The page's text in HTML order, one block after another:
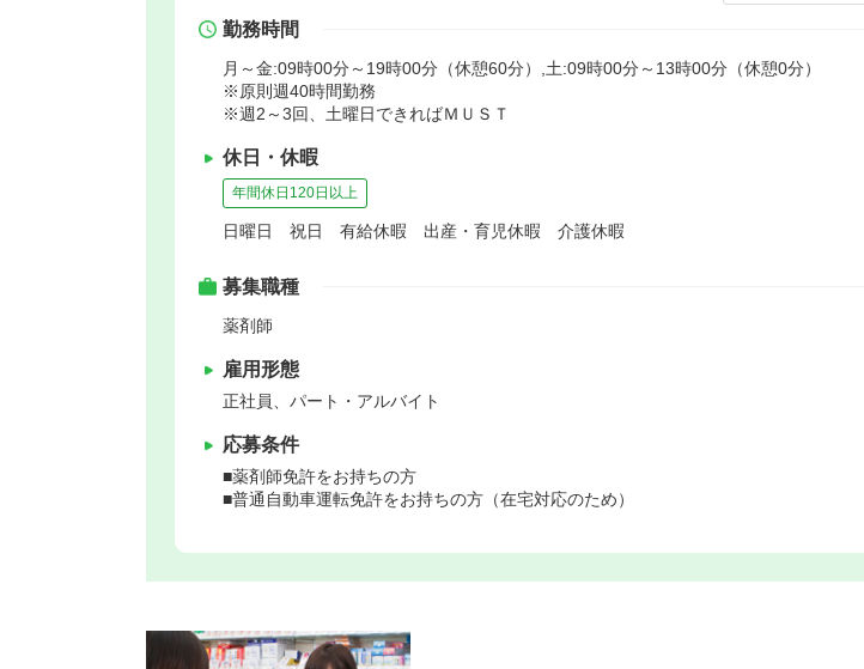
勤務時間
月～金:09時00分～19時00分（休憩60分）,土:09時00分～13時00分（休憩0分）
※原則週40時間勤務
※週2～3回、土曜日できればＭＵＳＴ
休日・休暇
年間休日120日以上
日曜日 祝日 有給休暇 出産・育児休暇 介護休暇
募集職種
薬剤師
雇用形態
正社員、パート・アルバイト
応募条件
■薬剤師免許をお持ちの方
■普通自動車運転免許をお持ちの方（在宅対応のため）